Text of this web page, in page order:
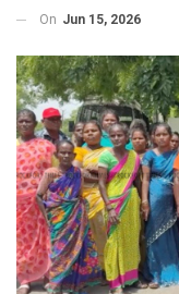
On Jun 15, 2026